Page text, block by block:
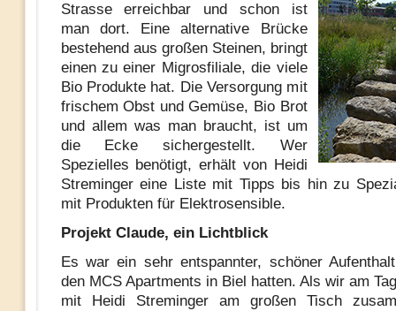
Strasse erreichbar und schon ist
man dort. Eine alternative Brücke
bestehend aus großen Steinen, bringt
einen zu einer Migrosfiliale, die viele
Bio Produkte hat. Die Versorgung mit
frischem Obst und Gemüse, Bio Brot
und allem was man braucht, ist um
die Ecke sichergestellt. Wer
Spezielles benötigt, erhält von Heidi
Streminger eine Liste mit Tipps bis hin zu
mit Produkten für Elektrosensible.
Projekt Claude, ein Lichtblick
Es war ein sehr entspannter, schöner
den MCS Apartments in Biel hatten. Als wir am
mit Heidi Streminger am großen Tisch